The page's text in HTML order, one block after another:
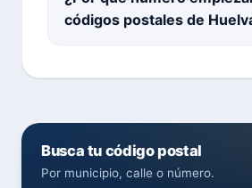
códigos postales de
Busca tu código postal
Por municipio, calle o número.